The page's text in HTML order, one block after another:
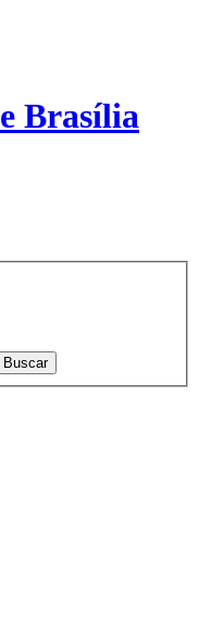
Brasília
Buscar